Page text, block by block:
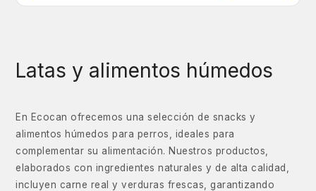
Latas y alimentos húmedos
En Ecocan ofrecemos una selección de snacks y
alimentos húmedos para perros, ideales para
complementar su alimentación. Nuestros productos,
elaborados con ingredientes naturales y de alta calidad,
incluyen carne real y verduras frescas, garantizando